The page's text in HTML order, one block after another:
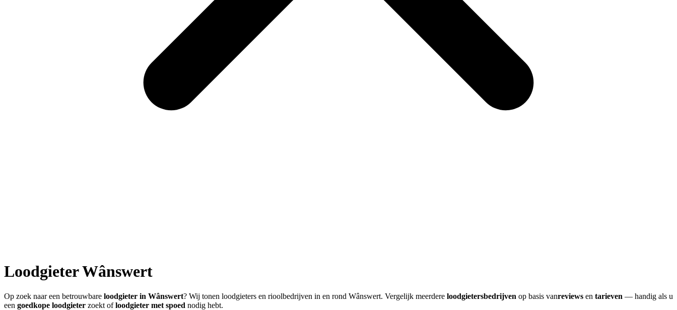
LoodgieterWânswert
Op zoek naar een betrouwbare loodgieter in Wânswert? Wij tonen loodgieters en rioolbedrijven in en rond Wânswert. Vergelijk meerdere loodgietersbedrijven op basis vanreviews en tarieven — handig als u
een goedkope loodgieter zoekt ofloodgieter met spoed nodig hebt.